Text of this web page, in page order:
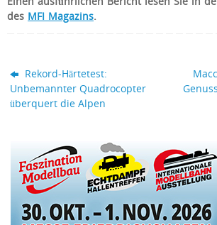
des MFI Magazins.
Rekord-Härtetest:
Unbemannter Quadrocopter
überquert die Alpen